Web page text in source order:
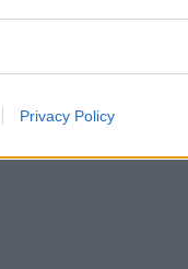
Privacy Policy